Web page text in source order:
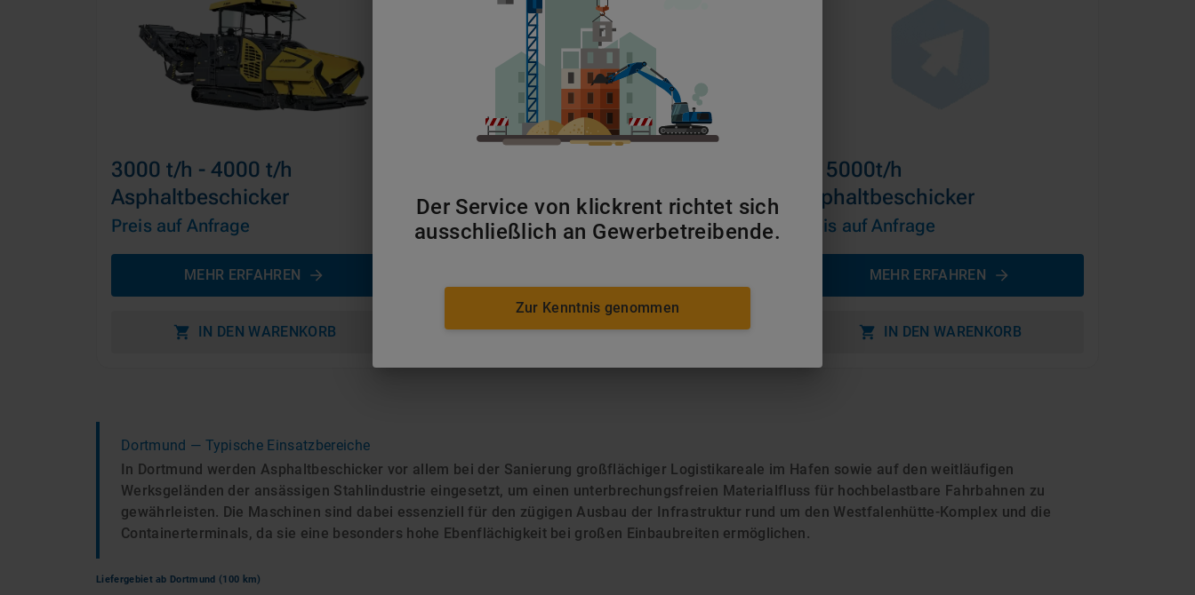
3000 t/h - 4000 t/h
Asphaltbeschicker
Preis auf Anfrage
MEHR ERFAHREN
IN DEN WARENKORB
Asphaltbeschicker
Preis auf Anfrage
IN DEN WARENKORB
ab 5000t/h
Asphaltbeschicker
Preis auf Anfrage
MEHR ERFAHREN
IN DEN WARENKORB
Dortmund — Typische Einsatzbereiche
In Dortmund werden Asphaltbeschicker vor allem bei der Sanierung großflächiger Logistikareale im Hafen sowie auf den weitläufigen
Werksgeländen der ansässigen Stahlindustrie eingesetzt, um einen unterbrechungsfreien Materialfluss für hochbelastbare Fahrbahnen zu
gewährleisten. Die Maschinen sind dabei essenziell für den zügigen Ausbau der Infrastruktur rund um den Westfalenhütte-Komplex und die
Containerterminals, da sie eine besonders hohe Ebenflächigkeit bei großen Einbaubreiten ermöglichen.
Liefergebiet ab Dortmund (100 km)
Der Service von klickrent richtet sich
ausschließlich an Gewerbetreibende.
Zur Kenntnis genommen